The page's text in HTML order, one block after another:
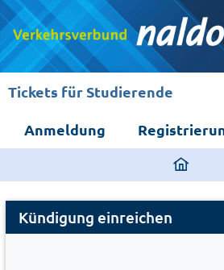
Tickets für Studierende
Anmeldung
ding
page
Cancel
Abo
Kündigung einreichen